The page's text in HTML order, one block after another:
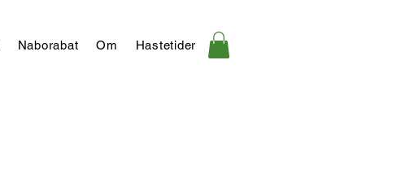
Naborabat Om Hastetider